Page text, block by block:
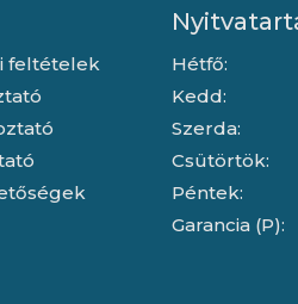
feltételek
Hétfő:
Kedd:
Szerda:
Csütörtök:
Péntek:
Garancia (P):